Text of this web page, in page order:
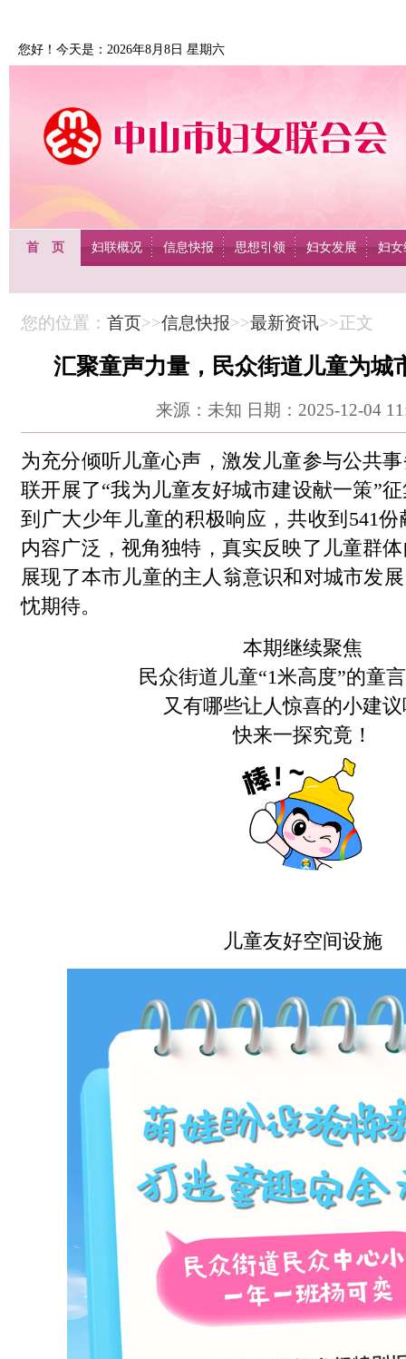
您好！今天是：2026年8月8日 星期六
首 页 妇联概况 信息快报 思想引领 妇女发展 妇女
您的位置： 首页>>信息快报>>最新资讯>>正文
汇聚童声力量，民众街道儿童为城
来源：未知 日期：2025-12-04
为充分倾听儿童心声，激发儿童参与公共
联开展了“我为儿童友好城市建设献一策”
到广大少年儿童的积极响应，共收到541
内容广泛，视角独特，真实反映了儿童群
展现了本市儿童的主人翁意识和对城市发
忱期待。
本期继续聚焦
民众街道儿童“1米高度”的童
又有哪些让人惊喜的小建
快来一探究竟！
儿童友好空间设施